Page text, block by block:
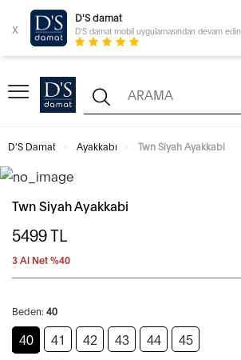
x
D'S damat
D'S damat mobil uygulamasından devam edin
D'S Damat Ayakkabı Twn Siyah Ayakkabi
Twn Siyah Ayakkabi
5499TL
3 Al Net %40
Beden: 40
40 41 42 43 44 45